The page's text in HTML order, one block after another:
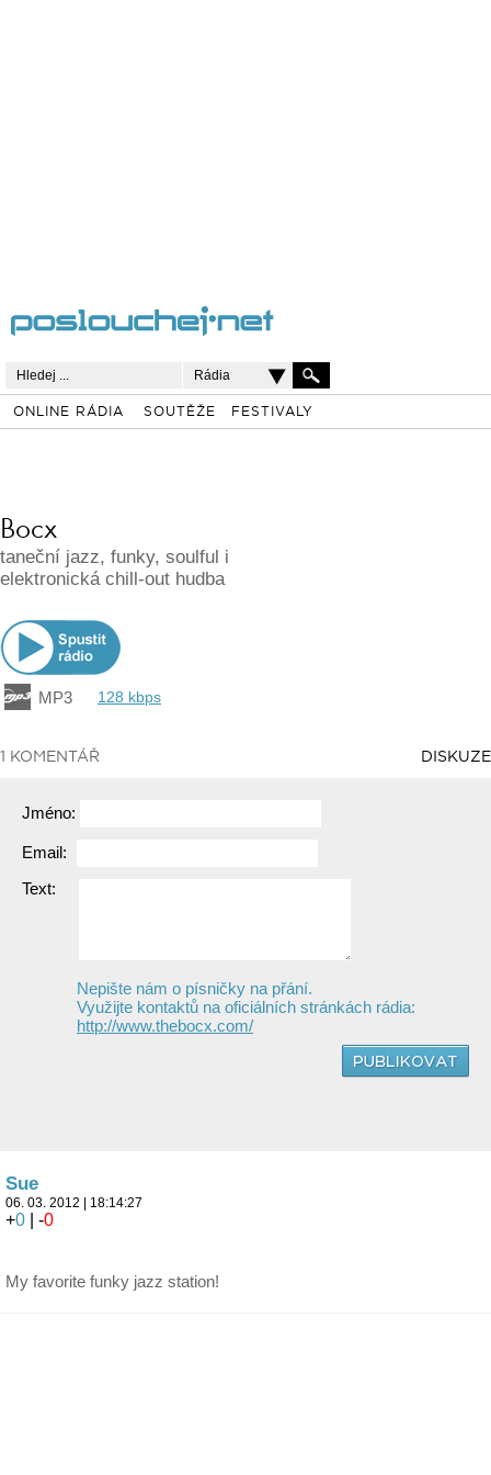
Rádia
ONLINE RÁDIA SOUTĚŽE FESTIVALY
Bocx
taneční jazz, funky, soulful i
elektronická chill-out hudba
MP3 128 kbps
1 KOMENTÁŘ DISKUZE
Jméno:
Email:
Text:
Nepište nám o písničky na přání.
Využijte kontaktů na oficiálních stránkách rádia:
http://www.thebocx.com/
Sue
06. 03. 2012 | 18:14:27
+0 | -0
My favorite funky jazz station!